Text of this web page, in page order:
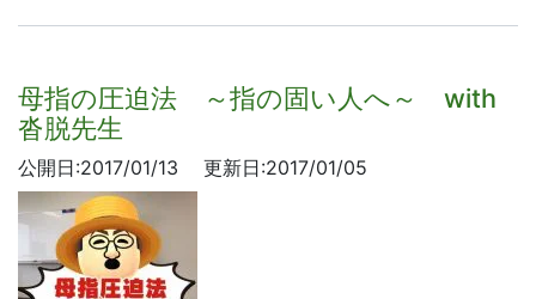
母指の圧迫法 ～指の固い人へ～ with
沓脱先生
公開日:2017/01/13 更新日:2017/01/05